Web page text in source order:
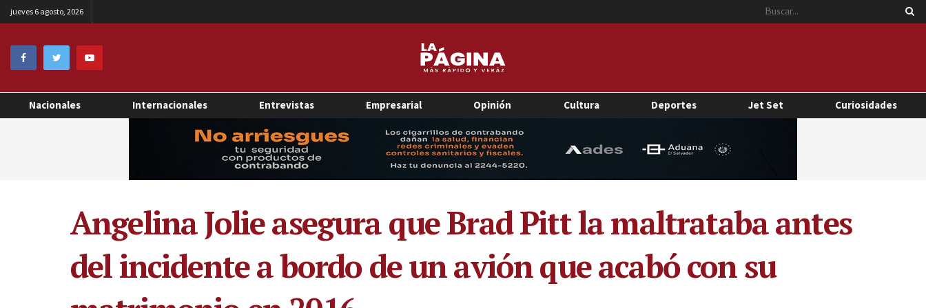
jueves 6 agosto, 2026
Nacionales Internacionales Entrevistas Empresarial Opinión Cultura Deportes Jet Set Curiosidades
Angelina Jolie asegura que Brad Pitt la maltrataba antes
del incidente a bordo de un avión que acabó con su